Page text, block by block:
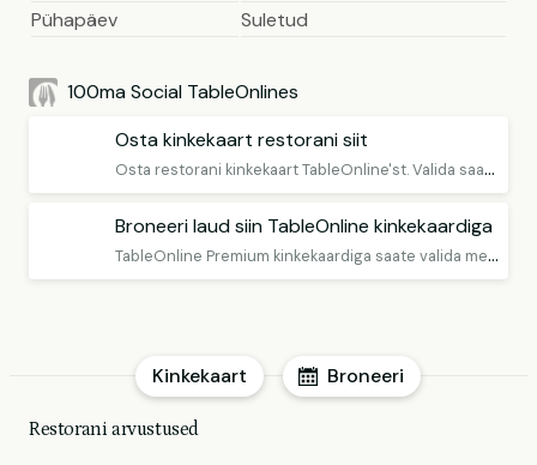
Pühapäev
Suletud
100ma Social TableOnlines
Osta kinkekaart restorani siit
O
sta restorani kinkekaart TableOnline'st. Valida saab 2 erineva kinkekaardi vahel: TableOnline kinkekaart Premium - Avatud kinkekaart, mille puhul restorani valite alles hiljem ning TableOnline kinkekaart Selected - Kinkekaart kindlasse restorani.
Broneeri laud siin TableOnline kinkekaardiga
T
ableOnline Premium kinkekaardiga saate valida meie restoranide hulgast meelepärase restorani, mis aktsepteerib TableOnline'i kinkekaarti. Kinkekaarti saab kasutada kõikides nii Eesti kui Soome restoranides, kes seda teenust pakuvad. Vaadake nende restoranide loendit allpool..
Broneeri
Kinkekaart
Restorani arvustused